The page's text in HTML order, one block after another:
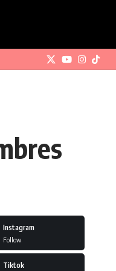
Instagram
Follow
Tiktok